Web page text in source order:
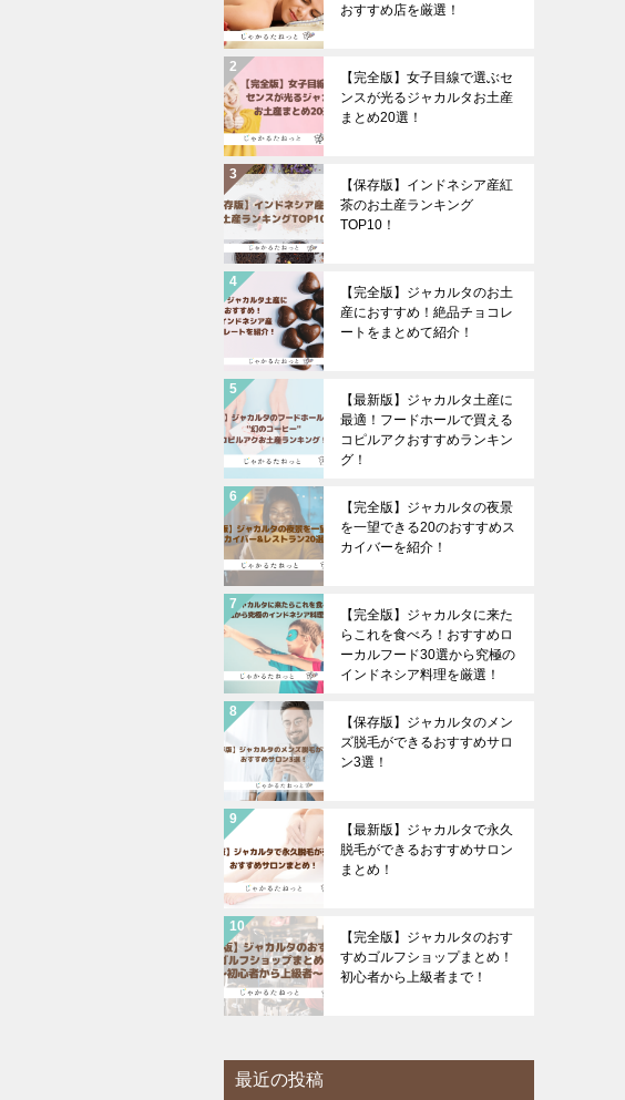
おすすめ店を厳選！
【完全版】女子目線で選ぶセ
ンスが光るジャカルタお土産
まとめ20選！
【保存版】インドネシア産紅
茶のお土産ランキング
TOP10！
【完全版】ジャカルタのお土
産におすすめ！絶品チョコレ
ートをまとめて紹介！
【最新版】ジャカルタ土産に
最適！フードホールで買える
コピルアクおすすめランキン
グ！
【完全版】ジャカルタの夜景
を一望できる20のおすすめス
カイバーを紹介！
【完全版】ジャカルタに来た
らこれを食べろ！おすすめロ
ーカルフード30選から究極の
インドネシア料理を厳選！
【保存版】ジャカルタのメン
ズ脱毛ができるおすすめサロ
ン3選！
【最新版】ジャカルタで永久
脱毛ができるおすすめサロン
まとめ！
【完全版】ジャカルタのおす
すめゴルフショップまとめ！
初心者から上級者まで！
最近の投稿